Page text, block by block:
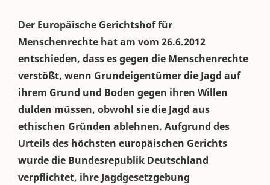
Der Europäische Gerichtshof für
Menschenrechte hat am vom 26.6.2012
entschieden, dass es gegen die Menschenrechte
verstößt, wenn Grundeigentümer die Jagd auf
ihrem Grund und Boden gegen ihren Willen
dulden müssen, obwohl sie die Jagd aus
ethischen Gründen ablehnen. Aufgrund des
Urteils des höchsten europäischen Gerichts
wurde die Bundesrepublik Deutschland
verpflichtet, ihre Jagdgesetzgebung